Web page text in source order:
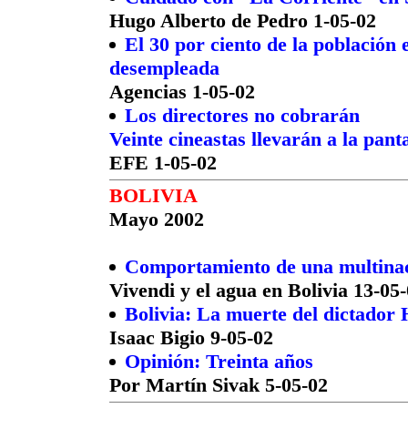
Hugo Alberto de Pedro 1-05-02
El 30 por ciento de la población
desempleada
Agencias 1-05-02
Los directores no cobrarán
Veinte cineastas llevarán a la
EFE 1-05-02
BOLIVIA
Mayo 2002
Comportamiento de una
Vivendi y el agua en Bolivia 13-
Bolivia: La muerte del dictador
Isaac Bigio 9-05-02
Opinión: Treinta años
Por Martín Sivak 5-05-02